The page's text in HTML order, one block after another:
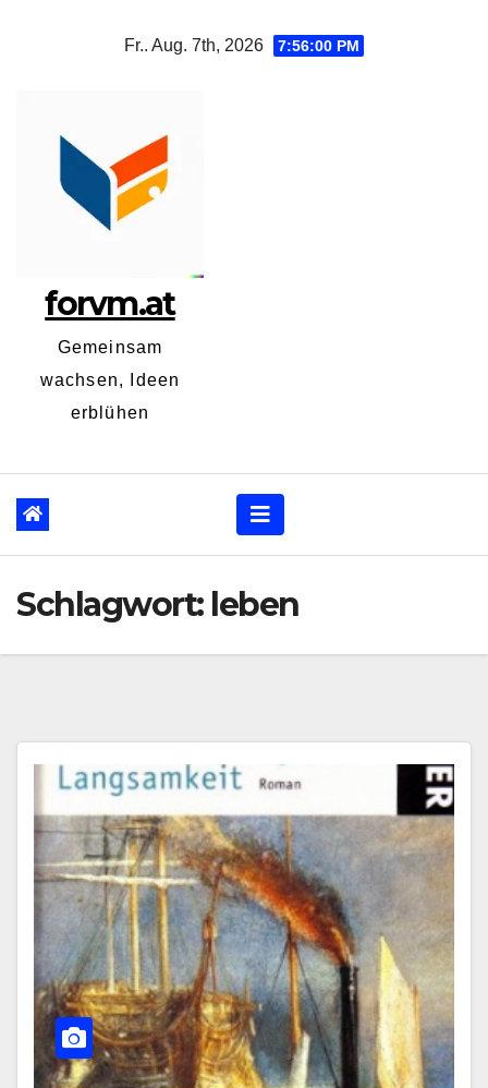
Fr.. Aug. 7th, 2026 7:56:01 PM
forvm.at
Gemeinsam
wachsen, Ideen
erblühen
Schlagwort: leben